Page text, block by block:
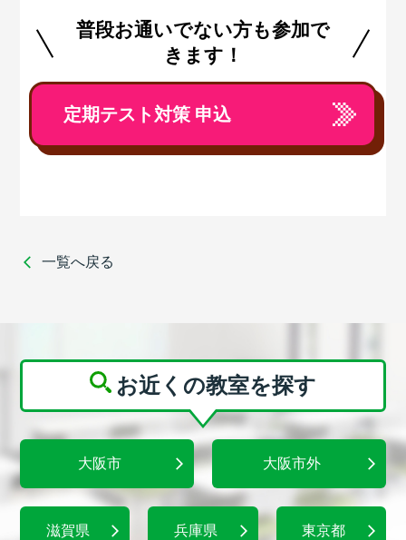
普段お通いでない方も参加で
きます！
定期テスト対策 申込
一覧へ戻る
お近くの教室を探す
大阪市 大阪市外
滋賀県 兵庫県 東京都